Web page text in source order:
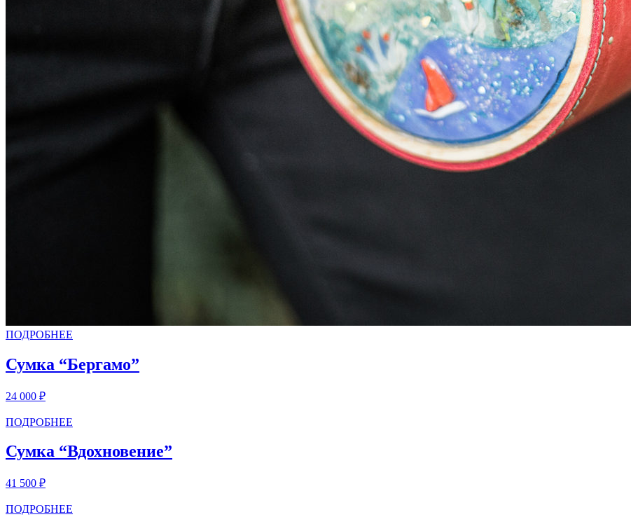
ПОДРОБНЕЕ
Сумка “Бергамо”
24 000 ₽
ПОДРОБНЕЕ
Сумка “Вдохновение”
41 500 ₽
ПОДРОБНЕЕ